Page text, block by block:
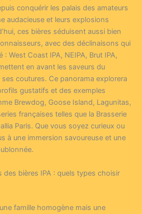
conquérir les palais des amateurs
audacieuse et leurs explosions
ces bières séduisent aussi bien
avec des déclinaisons qui
West Coast IPA, NEIPA, Brut IPA,
en avant les saveurs du
coutures. Ce panorama explorera
gustatifs et des exemples
Brewdog, Goose Island, Lagunitas,
françaises telles que la Brasserie
Paris. Que vous soyez curieux ou
à une immersion savoureuse et une
des bières IPA : quels types choisir
famille homogène mais une